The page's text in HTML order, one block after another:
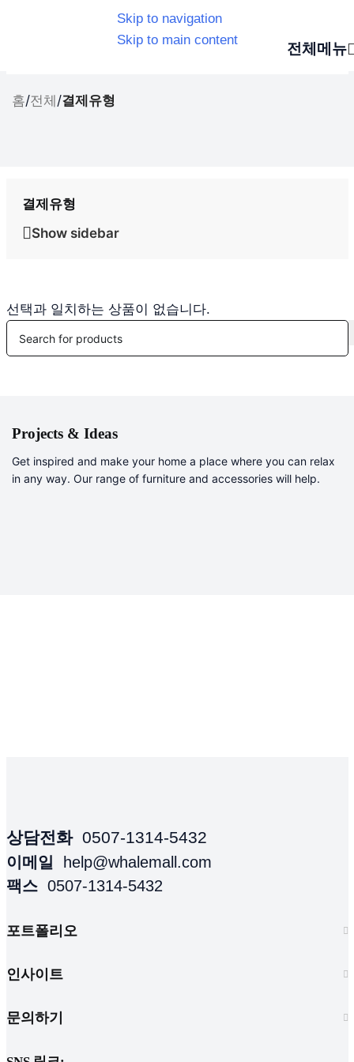
Skip to navigation
Skip to main content
전체메뉴
홈/전체 /결제유형
결제유형
Show sidebar
선택과 일치하는 상품이 없습니다.
Projects & Ideas
Get inspired and make your home a place where you can relax
in any way. Our range of furniture and accessories will help.
상담전화 0507-1314-5432
이메일
help@whalemall.com
팩스 0507-1314-5432
포트폴리오
인사이트
문의하기